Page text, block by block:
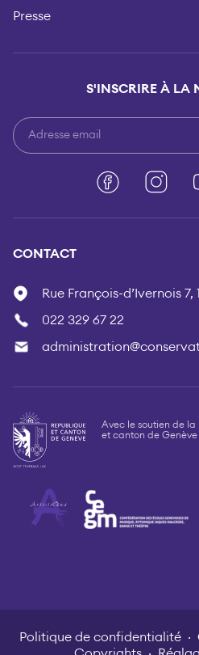
Presse
S'INSCRIRE À LA
Facebook
CONTACT
Rue François-d’Ivernois 7,
022 329 67 22
Avec le soutien de la
et canton de Genève
Politique de confidentialité